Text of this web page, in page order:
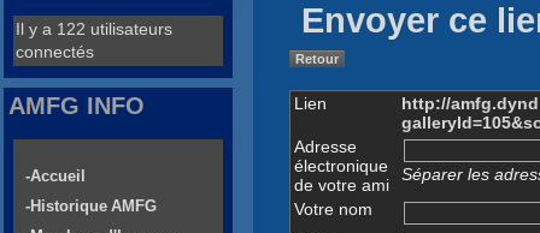
Envoyer ce
Retour
Lien
http://
Adresse
électronique
de votre ami
Séparer les
Votre nom
Il y a 122 utilisateurs
connectés
AMFG INFO
-Accueil
-Historique AMFG